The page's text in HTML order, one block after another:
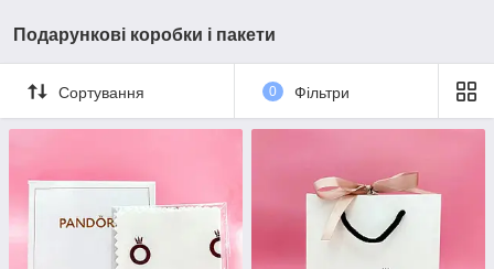
Подарункові коробки і пакети
Сортування 0 Фільтри